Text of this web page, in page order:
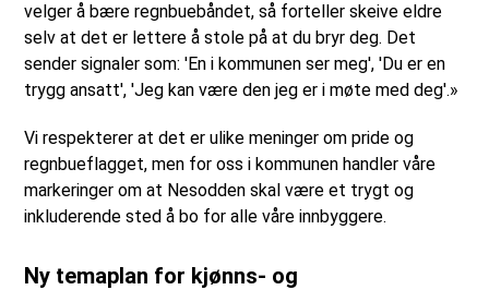
velger å bære regnbuebåndet, så forteller skeive eldre
selv at det er lettere å stole på at du bryr deg. Det
sender signaler som: 'En i kommunen ser meg', 'Du er en
trygg ansatt', 'Jeg kan være den jeg er i møte med deg'.»
Vi respekterer at det er ulike meninger om pride og
regnbueflagget, men for oss i kommunen handler våre
markeringer om at Nesodden skal være et trygt og
inkluderende sted å bo for alle våre innbyggere.
Ny temaplan for kjønns- og